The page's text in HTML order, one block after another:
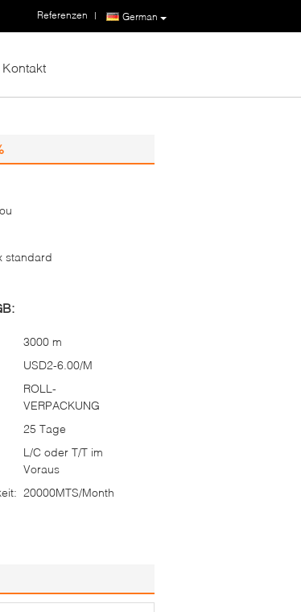
German
Referenzen |
Kontakt
standard
3000 m
USD2-6.00/M
ROLL-
VERPACKUNG
25 Tage
L/C oder T/T im
Voraus
20000MTS/Month